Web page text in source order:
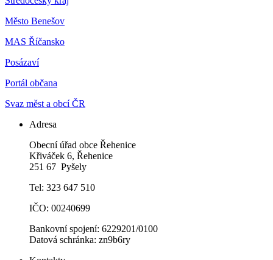
Město Benešov
MAS Říčansko
Posázaví
Portál občana
Svaz měst a obcí ČR
Adresa
Obecní úřad obce Řehenice
Křiváček 6, Řehenice
251 67 Pyšely
Tel: 323 647 510
IČO: 00240699
Bankovní spojení: 6229201/0100
Datová schránka: zn9b6ry